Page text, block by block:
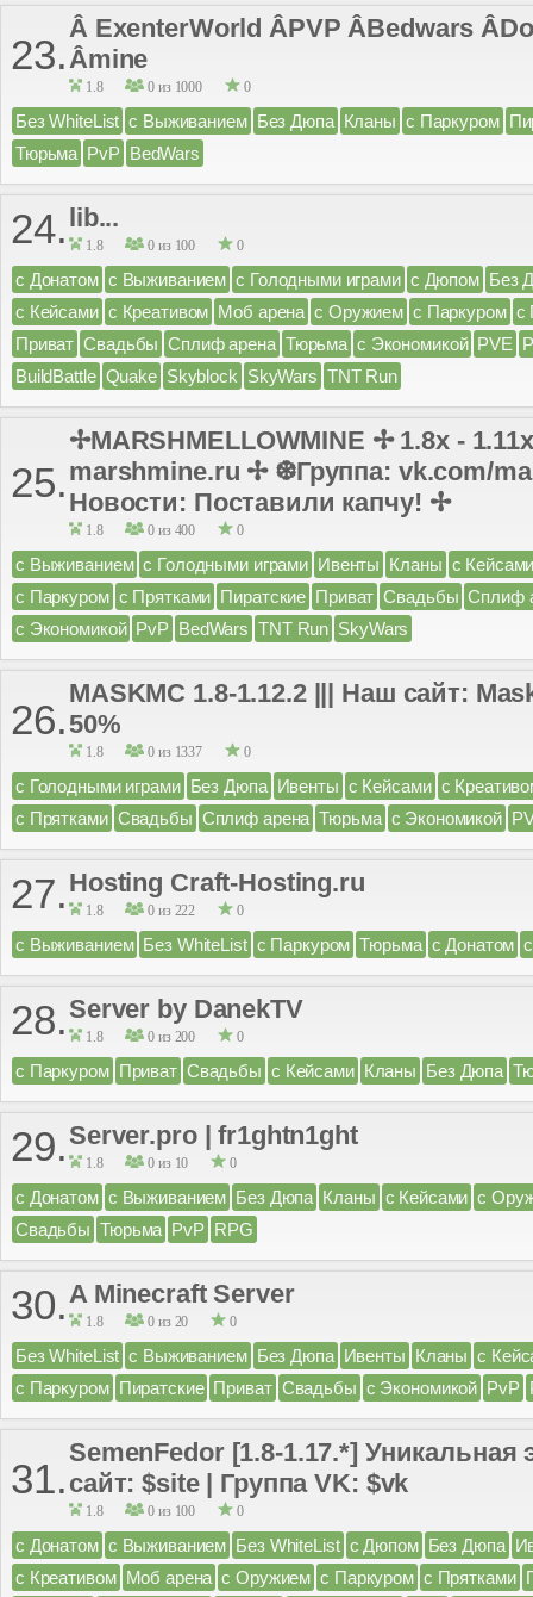
23.
Â ExenterWorld ÂPVP ÂBedwars
Âmine
1.8 0 из 1000 0
Без WhiteList с Выживанием Без Дюпа Кланы с Паркуром
Тюрьма PvP BedWars
24. lib...
1.8 0 из 100 0
с Донатом с Выживанием с Голодными играми с Дюпом Без
с Кейсами с Креативом Моб арена с Оружием с Паркуром с
Приват Свадьбы Сплиф арена Тюрьма с Экономикой PVE
BuildBattle Quake Skyblock SkyWars TNT Run
25.
✢MARSHMELLOWMINE ✢ 1.8x -
marshmine.ru ✢ ❆Группа: vk.com/
Новости: Поставили капчу! ✢
1.8 0 из 400 0
с Выживанием с Голодными играми Ивенты Кланы с
с Паркуром с Прятками Пиратские Приват Свадьбы Сплиф
с Экономикой PvP BedWars TNT Run SkyWars
26.
MASKMC 1.8-1.12.2 ||| Наш сайт:
50%
1.8 0 из 1337 0
с Голодными играми Без Дюпа Ивенты с Кейсами с
с Прятками Свадьбы Сплиф арена Тюрьма с Экономикой
27. Hosting Craft-Hosting.ru
1.8 0 из 222 0
с Выживанием Без WhiteList с Паркуром Тюрьма с Донатом
28. Server by DanekTV
1.8 0 из 200 0
с Паркуром Приват Свадьбы с Кейсами Кланы Без Дюпа
29. Server.pro | fr1ghtn1ght
1.8 0 из 10 0
с Донатом с Выживанием Без Дюпа Кланы с Кейсами с
Свадьбы Тюрьма PvP RPG
30.A Minecraft Server
1.8 0 из 20 0
Без WhiteList с Выживанием Без Дюпа Ивенты Кланы с
с Паркуром Пиратские Приват Свадьбы с Экономикой PvP
31.
SemenFedor [1.8-1.17.*]
сайт: $site | Группа VK: $vk
1.8 0 из 100 0
с Донатом с Выживанием Без WhiteList с Дюпом Без Дюпа
с Креативом Моб арена с Оружием с Паркуром с Прятками